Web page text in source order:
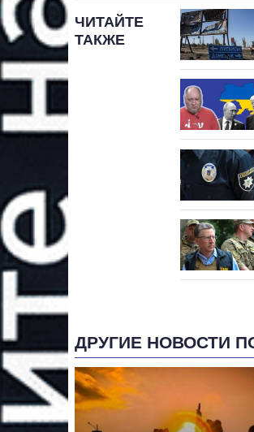
ЧИТАЙТЕ
ТАКЖЕ
ДРУГИЕ НОВОСТИ